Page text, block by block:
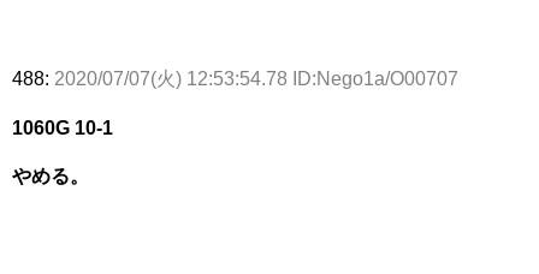
488: 2020/07/07(火) 12:53:54.78 ID:Nego1a/O00707
1060G 10-1
やめる。